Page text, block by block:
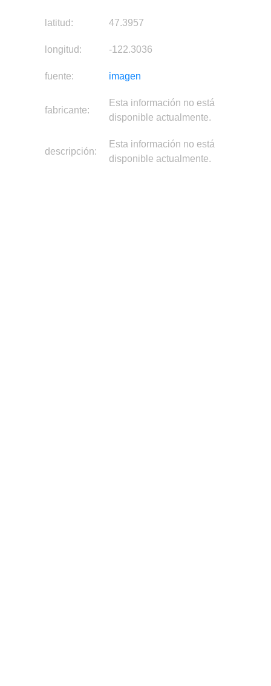
latitud: 47.3957
longitud: -122.3036
fuente: imagen
fabricante:
Esta información no está
disponible actualmente.
descripción:
Esta información no está
disponible actualmente.